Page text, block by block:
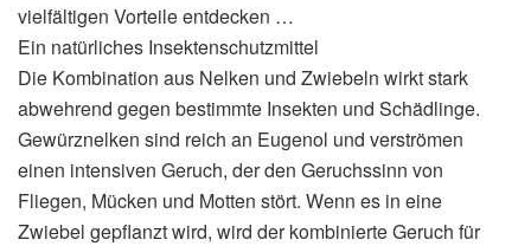
vielfältigen Vorteile entdecken …
Ein natürliches Insektenschutzmittel
Die Kombination aus Nelken und Zwiebeln wirkt stark
abwehrend gegen bestimmte Insekten und Schädlinge.
Gewürznelken sind reich an Eugenol und verströmen
einen intensiven Geruch, der den Geruchssinn von
Fliegen, Mücken und Motten stört. Wenn es in eine
Zwiebel gepflanzt wird, wird der kombinierte Geruch für